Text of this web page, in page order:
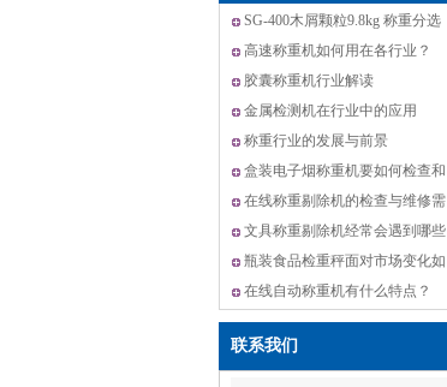
SG-400木屑颗粒9.8kg 称重分选
机,动态选别秤方案
高速称重机如何用在各行业？
胶囊称重机行业解读
金属检测机在行业中的应用
称重行业的发展与前景
盒装电子烟称重机要如何检查和
维修？
在线称重剔除机的检查与维修需
要怎么做？
文具称重剔除机经常会遇到哪些
问题？
瓶装食品检重秤面对市场变化如
何升级？
在线自动称重机有什么特点？
联系我们